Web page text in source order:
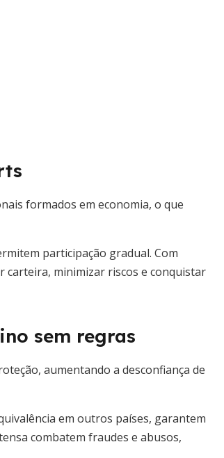
formados em economia, o que
participação gradual. Com
carteira, minimizar riscos e conquistar
sem regras
aumentando a desconfiança de
em outros países, garantem
combatem fraudes e abusos,